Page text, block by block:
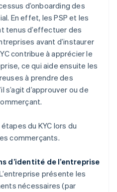
d’onboarding des
En effet, les PSP et les
tenus d’effectuer des
avant d’instaurer
contribue à apprécier le
ce qui aide ensuite les
à prendre des
s’agit d’approuver ou de
du KYC lors du
commerçants.
d’identité de l’entreprise
présente les
nécessaires (par